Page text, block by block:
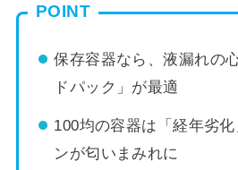
POINT
保存容器なら、液漏れの
ドパック」が最適
100均の容器は「経年劣
ンが匂いまみれに